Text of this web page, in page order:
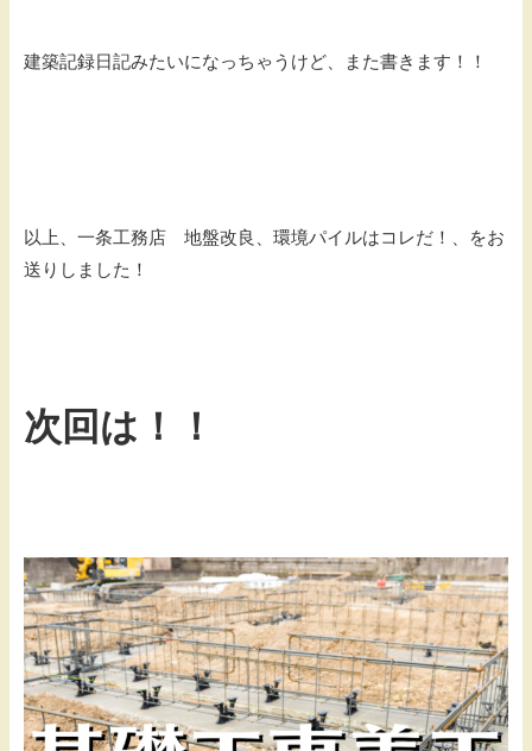
建築記録日記みたいになっちゃうけど、また書きます！！
以上、一条工務店 地盤改良、環境パイルはコレだ！、をお
送りしました！
次回は！！